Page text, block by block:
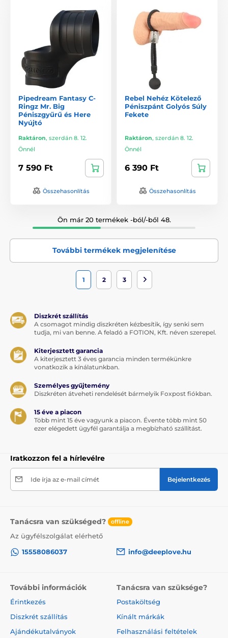
Pipedream Fantasy C-
Ringz Mr. Big
Péniszgyűrű és Here
Nyújtó
Raktáron, szerdán 8. 12.
Önnél
7 590 Ft
Összehasonlítás
Rebel Nehéz Kötelező
Péniszpánt Golyós Súly
Fekete
Raktáron, szerdán 8. 12.
Önnél
6 390 Ft
Összehasonlítás
Ön már 20 termékek -ból/-ből 48.
További termékek megjelenítése
1 2 3
Diszkrét szállítás
A csomagot mindig diszkréten kézbesítik, így senki sem
tudja, mi van benne. A feladó a FOTION, Kft. néven szerepel.
Kiterjesztett garancia
A kiterjesztett 3 éves garancia minden termékünkre
vonatkozik a kínálatunkban.
Személyes gyűjtemény
Diszkréten átveheti rendelését bármelyik Foxpost fiókban.
15 éve a piacon
Több mint 15 éve vagyunk a piacon. Évente több mint 50
ezer elégedett ügyfél garantálja a megbízható szállítást.
Iratkozzon fel a hírlevélre
Ide írja az e-mail címét Bejelentkezés
Tanácsra van szükséged? offline
Az ügyfélszolgálat elérhető
15558086037
info@deeplove.hu
További információk
Érintkezés
Diszkrét szállítás
Ajándékutalványok
Tanácsra van szüksége?
Postaköltség
Kínált márkák
Felhasználási feltételek